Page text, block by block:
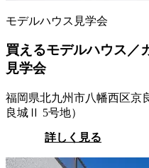
モデルハウス見学会
買えるモデルハウス／
見学会
福岡県北九州市八幡西区京
良城Ⅱ 5号地）
詳しく見る